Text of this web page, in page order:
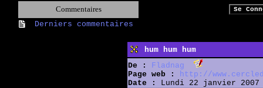
Commentaires
Derniers commentaires
hum hum hum
De :
Fladnag
Page web :
http://
Date :
Lundi 22 janvier 2007